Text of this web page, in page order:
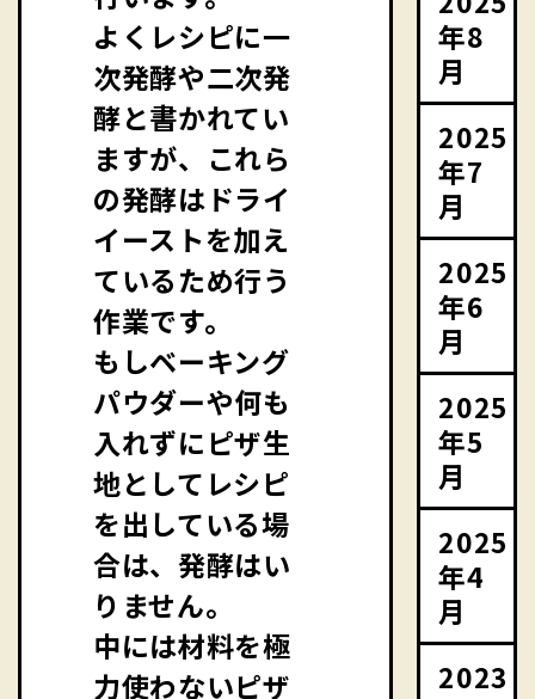
よくレシピに一
次発酵や二次発
酵と書かれてい
ますが、これら
の発酵はドライ
イーストを加え
ているため行う
作業です。
もしベーキング
パウダーや何も
入れずにピザ生
地としてレシピ
を出している場
合は、発酵はい
りません。
中には材料を極
力使わないピザ
年8
月
2025
年7
月
2025
年6
月
2025
年5
月
2025
年4
月
2023